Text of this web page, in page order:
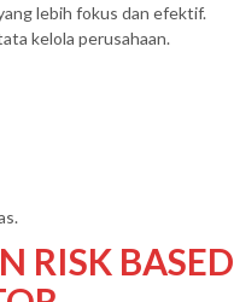
lebih fokus dan efektif.
kelola perusahaan.
RISK BASED